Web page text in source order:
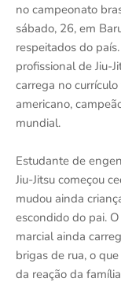
no campeonato
sábado, 26, em
respeitados do
profissional de Jiu-
carrega no
americano,
mundial.
Estudante de
Jiu-Jitsu começou
mudou ainda
escondido do pai.
marcial ainda
brigas de rua, o
da reação da